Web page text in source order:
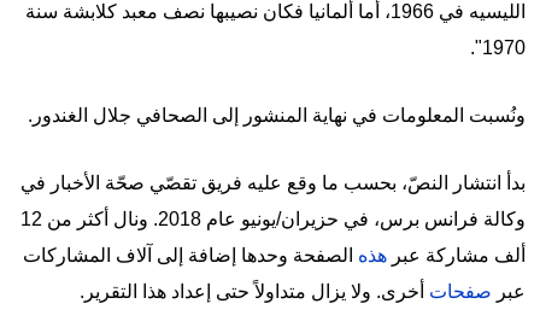
الليسيه في 1966، أما ألمانيا فكان نصيبها نصف معبد كلابشة سنة
1970".
ونُسبت المعلومات في نهاية المنشور إلى الصحافي جلال الغندور.
بدأ انتشار النصّ، بحسب ما وقع عليه فريق تقصّي صحّة الأخبار في
وكالة فرانس برس، في حزيران/يونيو عام 2018. ونال أكثر من 12
ألف مشاركة عبر هذه الصفحة وحدها إضافة إلى آلاف المشاركات
عبر صفحات أخرى. ولا يزال متداولاً حتى إعداد هذا التقرير.